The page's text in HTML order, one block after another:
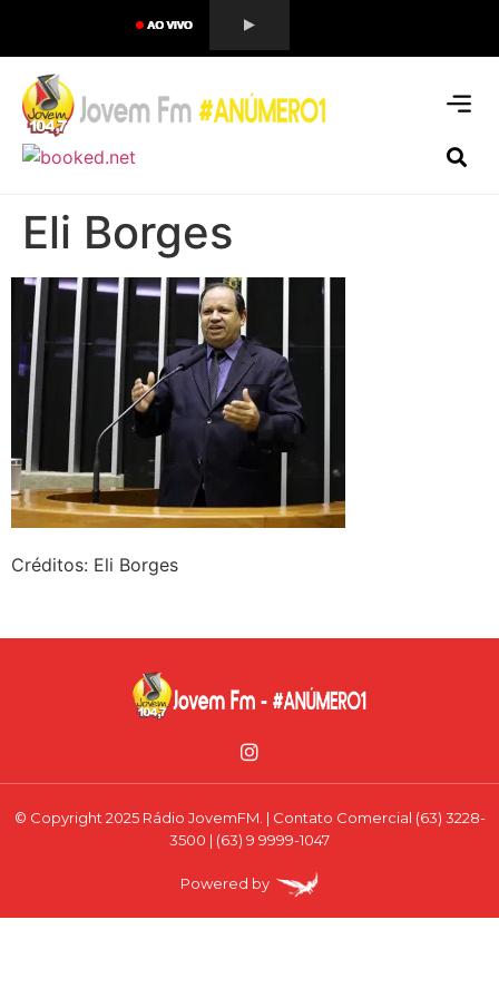
Eli Borges
Créditos: Eli Borges
© Copyright 2025 Rádio JovemFM. | Contato Comercial (63) 3228-
3500 | (63) 9 9999-1047
Powered by